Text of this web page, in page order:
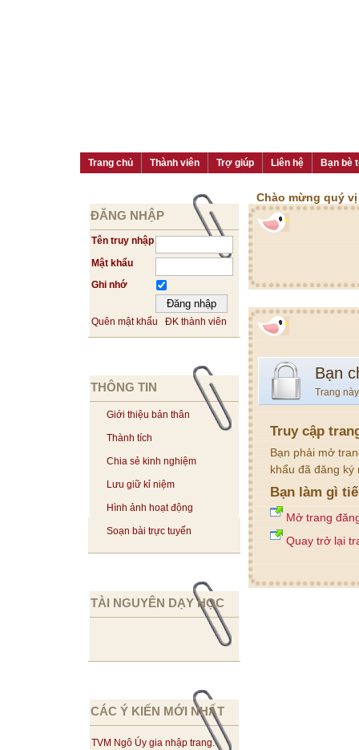
Trang chủ Thành viên Trợ giúp Liên hệ Bạn bè
ĐĂNG NHẬP
Tên truy nhập
Mật khẩu
Ghi nhớ
Quên mật khẩu ĐK thành viên
THÔNG TIN
Giới thiệu bản thân
Thành tích
Chia sẻ kinh nghiệm
Lưu giữ kỉ niệm
Hình ảnh hoạt động
Soạn bài trực tuyến
TÀI NGUYÊN DẠY HỌC
CÁC Ý KIẾN MỚI NHẤT
TVM Ngô Úy gia nhập trang.
Chào mừng quý
Bạn
Trang
Truy cập
Bạn phải mở
khẩu đã đăng
Bạn làm gì
Mở trang
Quay trở lại